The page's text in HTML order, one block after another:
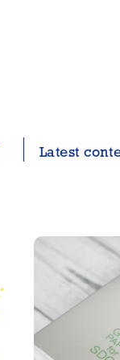
Latest